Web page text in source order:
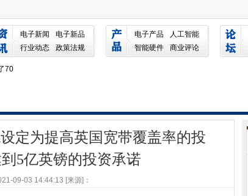
电子新闻
电子新品
行业动态
政策法规
电子产品
人工智能
智能硬件
商业评论
英国宽带覆盖率的投资承诺达到5亿英镑的投资承诺
字化以跟上变化的步伐
70
好的效果
片产品
题，使其成为地面和延迟数百次航班
入其他主要开发人员
数未命中
定为提高英国宽带覆盖率的投
5亿英镑的投资承诺
09-03 14:44:13 [来源]：